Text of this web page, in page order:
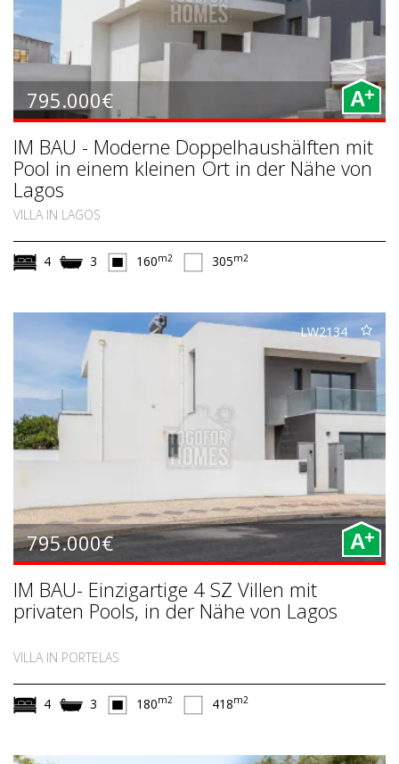
795.000€ A+
IM BAU - Moderne Doppelhaushälften mit
Pool in einem kleinen Ort in der Nähe von
Lagos
VILLA IN LAGOS
4 3 160m2 305m2
LW2134
795.000€ A+
IM BAU- Einzigartige 4 SZ Villen mit
privaten Pools, in der Nähe von Lagos
VILLA IN PORTELAS
4 3 180m2 418m2